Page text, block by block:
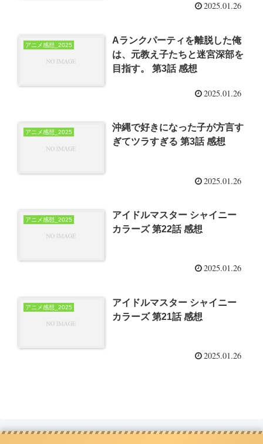
2025.01.26
アニメ感想_2025
Aランクパーティを離脱した俺
は、元教え子たちと迷宮深部を
目指す。 第3話 感想
2025.01.26
アニメ感想_2025
沖縄で好きになった子が方言す
ぎてツラすぎる 第3話 感想
2025.01.26
アニメ感想_2025
アイドルマスター シャイニー
カラーズ 第22話 感想
2025.01.26
アニメ感想_2025
アイドルマスター シャイニー
カラーズ 第21話 感想
2025.01.26